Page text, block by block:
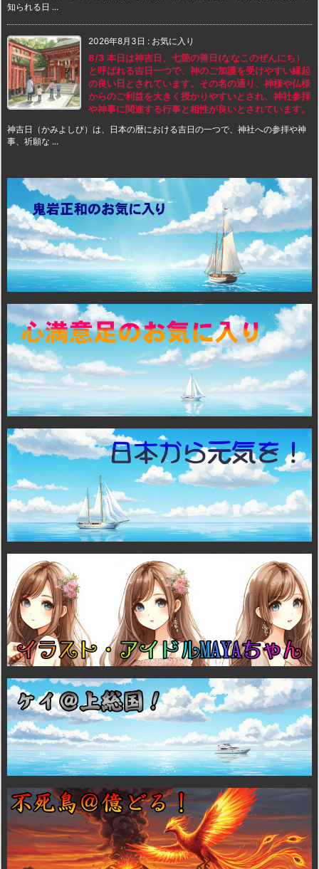
知られる日 ...
2026年8月3日 : お気に入り
8/3 本日は神吉日、七箇の善日(ななこのぜんにち）
と呼ばれる吉日一つで、神のご加護を受けやすい縁起
の良い日とされています。その名の通り、神様や仏様
からのご利益を大きく授かりやすいとされ、神社参拝
や神事に関連する行事と相性が良いとされています。
神吉日（かみよしび）は、日本の暦における吉日の一つで、神社への参拝や神
事、祈願な ...